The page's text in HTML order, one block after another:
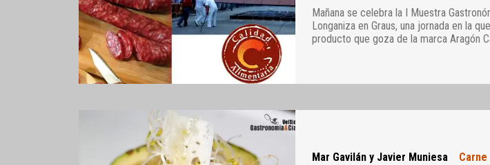
Mañana se celebra la I Muestra
Longaniza en Graus, una jornada en la
producto que goza de la marca Aragón
Mar Gavilán y Javier Muniesa Carne